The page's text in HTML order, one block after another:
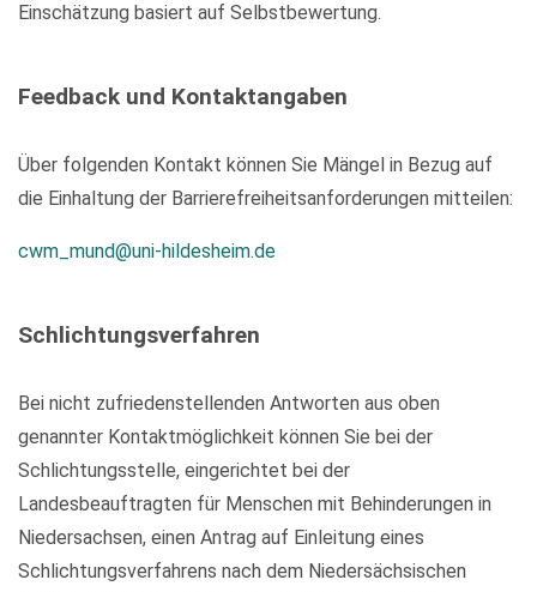
Einschätzung basiert auf Selbstbewertung.
Feedback und Kontaktangaben
Über folgenden Kontakt können Sie Mängel in Bezug auf
die Einhaltung der Barrierefreiheitsanforderungen mitteilen:
cwm_mund@uni-hildesheim.de
Schlichtungsverfahren
Bei nicht zufriedenstellenden Antworten aus oben
genannter Kontaktmöglichkeit können Sie bei der
Schlichtungsstelle, eingerichtet bei der
Landesbeauftragten für Menschen mit Behinderungen in
Niedersachsen, einen Antrag auf Einleitung eines
Schlichtungsverfahrens nach dem Niedersächsischen